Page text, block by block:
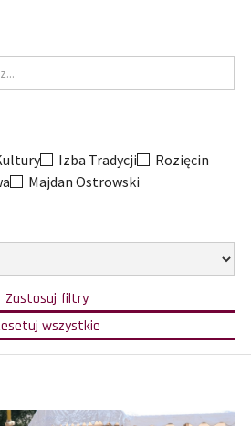
Izba Tradycji
Rozięcin
Majdan Ostrowski
Zastosuj filtryw
oparciu
o
wybrane
kategorie,
ośrodki
szukaj
zawęzi
wszystkiefiltry
i
wszystkie